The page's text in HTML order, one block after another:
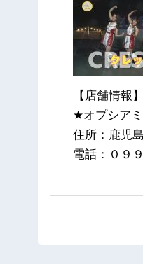
【店舗情報】
★オプシア
住所：鹿児
電話：０９